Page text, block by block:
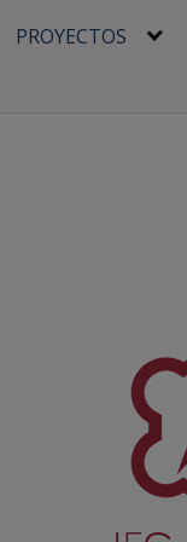
PROYECTOS